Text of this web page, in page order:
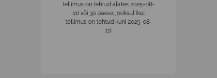
tellimus on tehtud alates 2025-08-
11) või 30 päeva jooksul (kui
tellimus on tehtud kuni 2025-08-
11).